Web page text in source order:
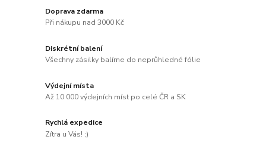
Doprava zdarma
Při nákupu nad 3000 Kč
Diskrétní balení
Všechny zásilky balíme do neprůhledné fólie
Výdejní místa
Až 10 000 výdejních míst po celé ČR a SK
Rychlá expedice
Zítra u Vás! ;)